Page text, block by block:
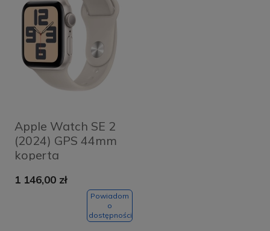
Apple Watch SE 2
(2024) GPS 44mm
koperta
Starlight + pasek
Starlight Sport
1 146,00 zł
Powiadom
o
dostępności